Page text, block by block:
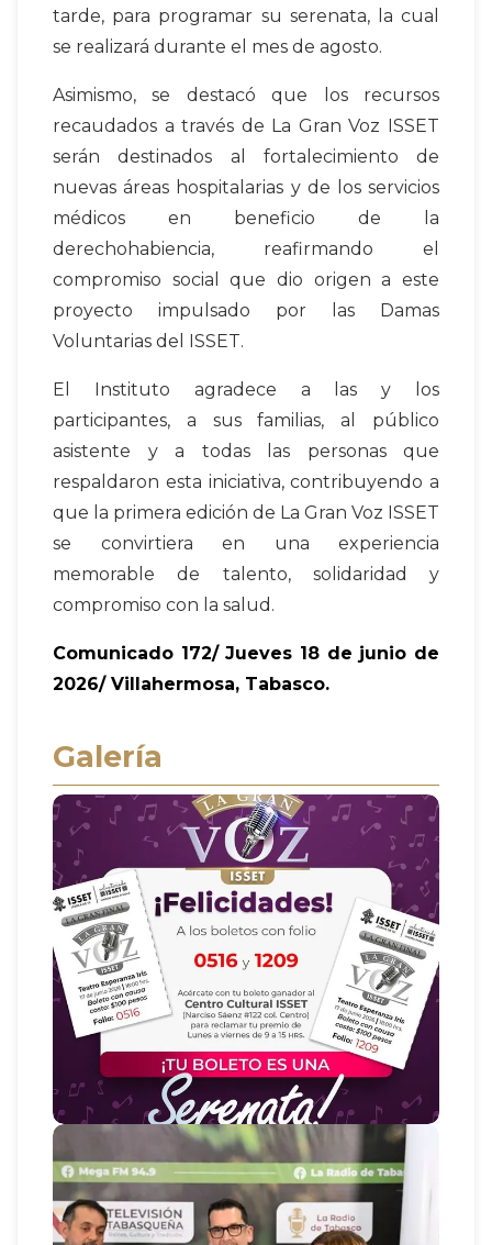
tarde, para programar su serenata, la cual
se realizará durante el mes de agosto.
Asimismo, se destacó que los recursos
recaudados a través de La Gran Voz ISSET
serán destinados al fortalecimiento de
nuevas áreas hospitalarias y de los servicios
médicos en beneficio de la
derechohabiencia, reafirmando el
compromiso social que dio origen a este
proyecto impulsado por las Damas
Voluntarias del ISSET.
El Instituto agradece a las y los
participantes, a sus familias, al público
asistente y a todas las personas que
respaldaron esta iniciativa, contribuyendo a
que la primera edición de La Gran Voz ISSET
se convirtiera en una experiencia
memorable de talento, solidaridad y
compromiso con la salud.
Comunicado 172/ Jueves 18 de junio de
2026/ Villahermosa, Tabasco.
Galería